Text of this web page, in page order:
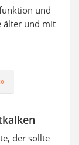
und
älter und mit
der sollte